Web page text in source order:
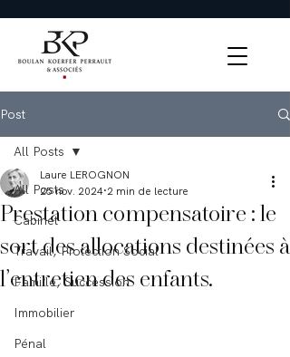
Post
All Posts
Cabinet
Travail, Protection Social
Famille, Succession
Immobilier
Pénal
All Posts
Prestation compensatoire : le
sort des allocations destinées à
l’entretien des enfants.
Laure LEROGNON
25 nov. 2024 2 min de lecture